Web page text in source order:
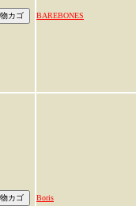
BAREBONES
Boris